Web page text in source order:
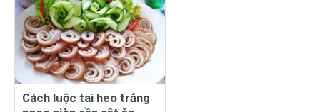
Cách luộc tai heo trắng